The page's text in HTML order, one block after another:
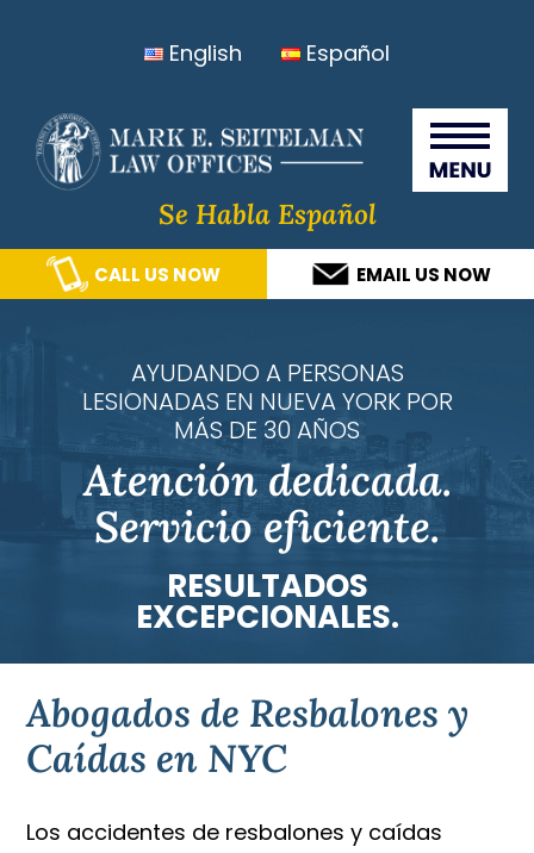
navigation
content
sidebar
Law
Offices
English Español
Se Habla Español
CALL US NOW EMAIL US NOW
AYUDANDO A PERSONAS
LESIONADAS EN NUEVA YORK POR
MÁS DE 30 AÑOS
Atención dedicada.
Servicio eficiente.
RESULTADOS
EXCEPCIONALES.
Abogados de Resbalones y
Caídas en NYC
Los accidentes de resbalones y caídas